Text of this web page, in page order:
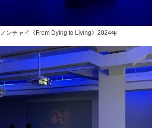
ンチャイ《From Dying to Living》2024年